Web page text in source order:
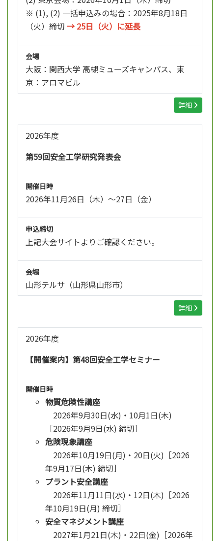
※ (1), (2) 一括申込みの場合：2025年8月18日
（火）締切 → 25日（火）に延長
会場
大阪：関西大学 高槻ミューズキャンパス、東
京：アロマビル
詳細
2026年度
第59回安全工学研究発表会
開催日時
2026年11月26日（木）～27日（金）
申込締切
上記大会サイトよりご確認ください。
会場
山形テルサ（山形県山形市）
詳細
2026年度
【開催案内】第48回安全工学セミナー
開催日時
物質危険性講座
2026年9月30日(水)・10月1日(木)
［2026年9月9日(水) 締切］
危険現象講座
2026年10月19日(月)・20日(火)［2026
年9月17日(木) 締切］
プラント安全講座
2026年11月11日(水)・12日(木)［2026
年10月19日(月) 締切］
安全マネジメント講座
2027年1月21日(木)・22日(金)［2026年